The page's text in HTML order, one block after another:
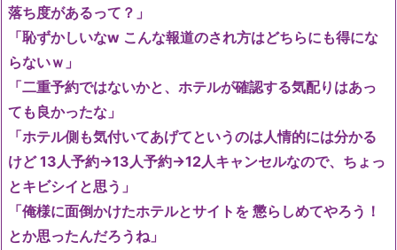
落ち度があるって？」
「恥ずかしいなw こんな報道のされ方はどちらにも得にな
らないｗ」
「二重予約ではないかと、ホテルが確認する気配りはあっ
ても良かったな」
「ホテル側も気付いてあげてというのは人情的には分かる
けど 13人予約→13人予約→12人キャンセルなので、ちょっ
とキビシイと思う」
「俺様に面倒かけたホテルとサイトを 懲らしめてやろう！
とか思ったんだろうね」